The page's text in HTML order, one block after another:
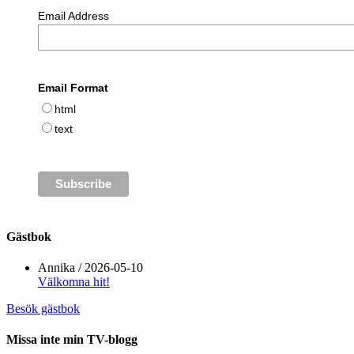
Email Address
Email Format
html
text
Gästbok
Annika / 2026-05-10
Välkomna hit!
Besök gästbok
Missa inte min TV-blogg